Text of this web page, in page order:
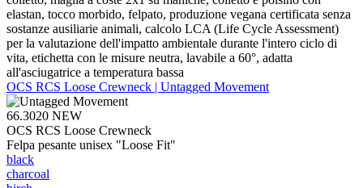
elastan, tocco morbido, felpato, produzione vegana certificata senza
sostanze ausiliarie animali, calcolo LCA (Life Cycle Assessment)
per la valutazione dell'impatto ambientale durante l'intero ciclo di
vita, etichetta con le misure neutra, lavabile a 60°, adatta
all'asciugatrice a temperatura bassa
OCS RCS Loose Crewneck | Untagged Movement
66.3020 NEW
OCS RCS Loose Crewneck
Felpa pesante unisex "Loose Fit"
black
charcoal